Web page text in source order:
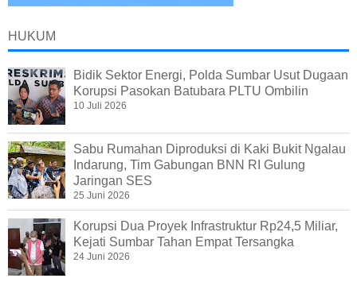
HUKUM
Bidik Sektor Energi, Polda Sumbar Usut Dugaan
Korupsi Pasokan Batubara PLTU Ombilin
10 Juli 2026
Sabu Rumahan Diproduksi di Kaki Bukit Ngalau
Indarung, Tim Gabungan BNN RI Gulung
Jaringan SES
25 Juni 2026
Korupsi Dua Proyek Infrastruktur Rp24,5 Miliar,
Kejati Sumbar Tahan Empat Tersangka
24 Juni 2026